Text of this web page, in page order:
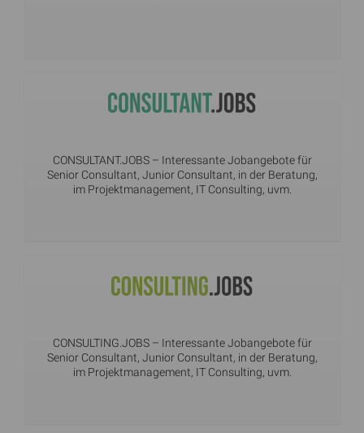
CONSULTANT.JOBS– Interessante Jobangebote für
Senior Consultant, Junior Consultant, in der Beratung,
im Projektmanagement, IT Consulting, uvm.
CONSULTING.JOBS– Interessante Jobangebote für
Senior Consultant, Junior Consultant, in der Beratung,
im Projektmanagement, IT Consulting, uvm.